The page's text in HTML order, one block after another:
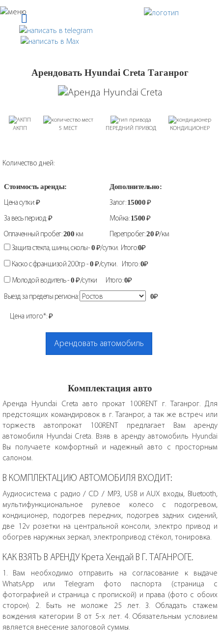
Арендовать Hyundai Creta Таганрог
АКПП 5 МЕСТ ПЕРЕДНИЙ ПРИВОД КОНДИЦИОНЕР
Количество дней:
Стоимость аренды: Дополнительно:
Цена сутки:₽ Залог:15000₽
За весь период:₽ Мойка:1500₽
Оплаченный пробег: 200 км Перепробег:20₽/км
Защита стекла, шины, сколы-0₽/сутки. Итого:0₽
Каско с франшизой 200т.р -0₽/сутки. Итого:0₽
Молодой водитель -0₽/сутки Итого:0₽
Выезд за пределы региона:
0₽
Цена итого*:₽
Арендовать автомобиль
Комплектация авто
Аренда Hyundai Creta авто прокат 100RENT г. Таганрог. Для
предстоящих командировок в г. Таганрог, а так же встреч или
торжеств автопрокат 100RENT предлагает Вам аренду
автомобиля Hyundai Creta. Взяв в аренду автомобиль Hyundai
Вы получаете комфортный и надежный авто с просторным
салоном.
В КОМПЛЕКТАЦИЮ АВТОМОБИЛЯ ВХОДИТ:
Аудиосистема с радио / CD / MP3, USB и AUX входы, Bluetooth,
мультифункциональное рулевое колесо с подогревом,
кондиционер, подогрев передних, подогрев задних сидений,
две 12v розетки на центральной консоли, электро привод и
обогрев наружных зеркал, электропривод стёкол, тонировка.
КАК ВЗЯТЬ В АРЕНДУ Крета Хендай В Г. ТАГАНРОГЕ.
1. Вам необходимо отправить на согласование к выдаче
WhatsApp или Telegram фото паспорта (страница с
фотографией и страница с пропиской) и права (фото с обоих
сторон). 2. Быть не моложе 25 лет. 3. Обладать стажем
вождения категории В от 5-х лет. 4. Обязательным условием
является внесение залоговой суммы.